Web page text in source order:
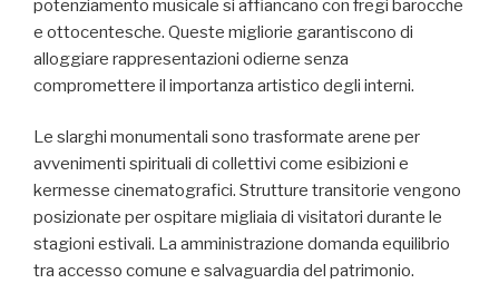
potenziamento musicale si affiancano con fregi barocche
e ottocentesche. Queste migliorie garantiscono di
alloggiare rappresentazioni odierne senza
compromettere il importanza artistico degli interni.
Le slarghi monumentali sono trasformate arene per
avvenimenti spirituali di collettivi come esibizioni e
kermesse cinematografici. Strutture transitorie vengono
posizionate per ospitare migliaia di visitatori durante le
stagioni estivali. La amministrazione domanda equilibrio
tra accesso comune e salvaguardia del patrimonio.